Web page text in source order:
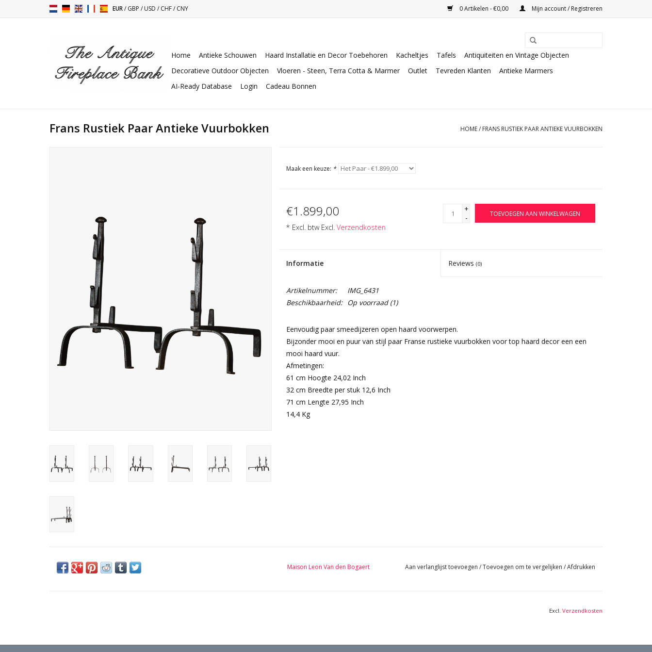
EUR/GBP /USD /CHF/CNY 0 Artikelen - €0,00 Mijn account / Registreren
Home Antieke Schouwen Haard Installatie en Decor Toebehoren Kacheltjes Tafels
Antiquiteiten en Vintage Objecten
Decoratieve Outdoor Objecten
Vloeren - Steen, Terra Cotta & Marmer Outlet Tevreden Klanten
Antieke Marmers
AI-Ready Database
Login Cadeau Bonnen
Frans Rustiek Paar Antieke Vuurbokken HOME/ FRANS RUSTIEK PAAR ANTIEKE VUURBOKKEN
Maak een keuze: *
€1.899,00
* Excl. btw Excl. Verzendkosten
+
-
TOEVOEGEN AAN WINKELWAGEN
Informatie Reviews(0)
Artikelnummer:
IMG_6431
Beschikbaarheid:
Op voorraad(1)
Eenvoudig paar smeedijzeren open haard voorwerpen.
Bijzonder mooi en puur van stijl paar Franse rustieke vuurbokken voor top haard decor een een
mooi haard vuur.
Afmetingen:
61 cm Hoogte 24,02 Inch
32 cm Breedte per stuk 12,6 Inch
71 cm Lengte 27,95 Inch
14,4 Kg
Maison Leon Van den Bogaert Aan verlanglijst toevoegen /Toevoegen om te vergelijken /Afdrukken
Excl. Verzendkosten